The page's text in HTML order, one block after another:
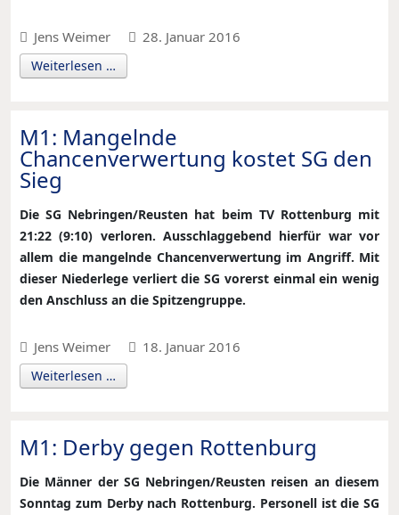
Jens Weimer 28. Januar 2016
Weiterlesen …
M1: Mangelnde
Chancenverwertung kostet SG den
Sieg
Die SG Nebringen/Reusten hat beim TV Rottenburg mit
21:22 (9:10) verloren. Ausschlaggebend hierfür war vor
allem die mangelnde Chancenverwertung im Angriff. Mit
dieser Niederlege verliert die SG vorerst einmal ein wenig
den Anschluss an die Spitzengruppe.
Jens Weimer 18. Januar 2016
Weiterlesen …
M1: Derby gegen Rottenburg
Die Männer der SG Nebringen/Reusten reisen an diesem
Sonntag zum Derby nach Rottenburg. Personell ist die SG